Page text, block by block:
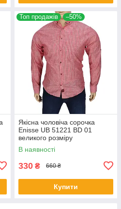
Топ продажів –50%
Якісна чоловіча сорочка
Еnisse UB 51221 BD 01
великого розміру
В наявності
330 ₴ 660 ₴
Купити